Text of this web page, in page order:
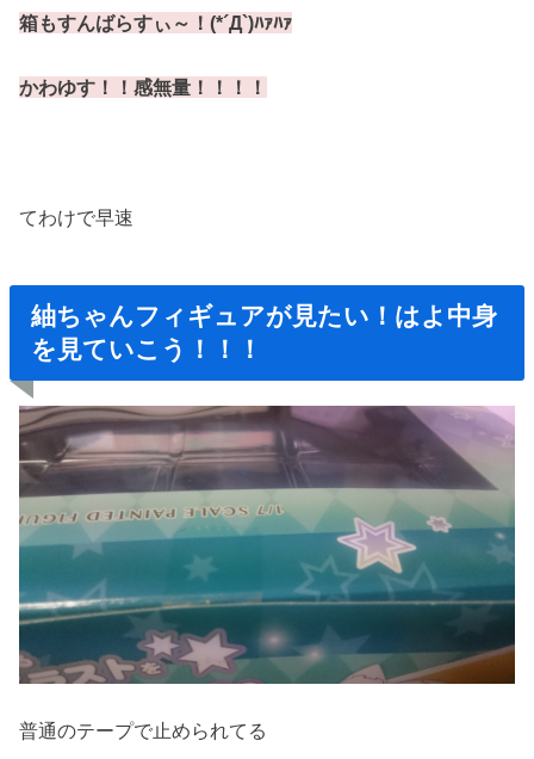
箱もすんばらすぃ～！(*´Д`)ﾊｧﾊｧ
かわゆす！！感無量！！！！
てわけで早速
紬ちゃんフィギュアが見たい！はよ中身
を見ていこう！！！
普通のテープで止められてる